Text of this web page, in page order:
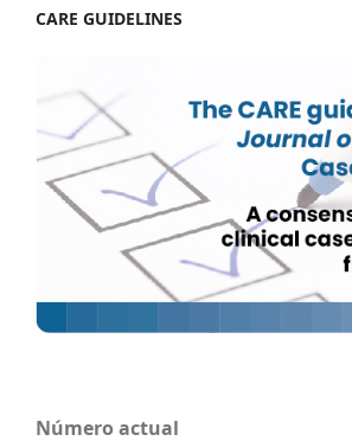
CARE GUIDELINES
Número actual